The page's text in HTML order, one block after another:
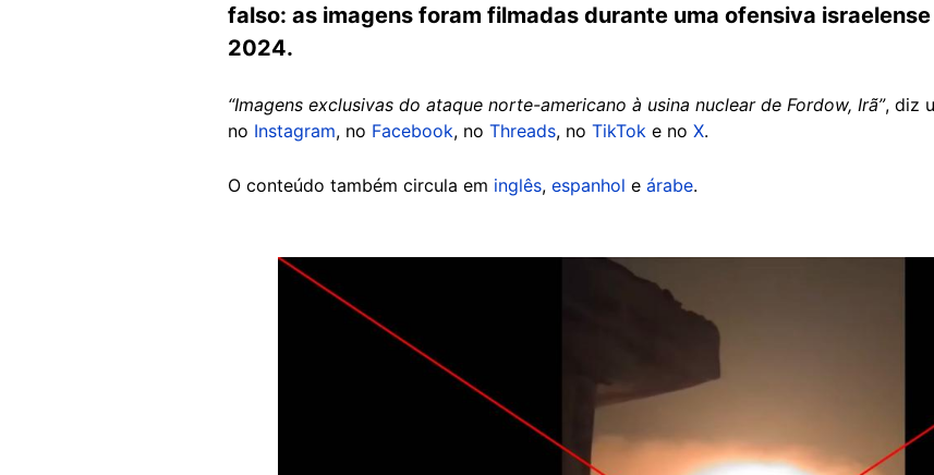
falso: as imagens foram filmadas durante uma ofensiva
2024.
“Imagens exclusivas do ataque norte-americano à usina nuclear de Fordow, Irã”, diz
no Instagram, no Facebook, no Threads, no TikTok e no X.
O conteúdo também circula em inglês, espanhol e árabe.
Image